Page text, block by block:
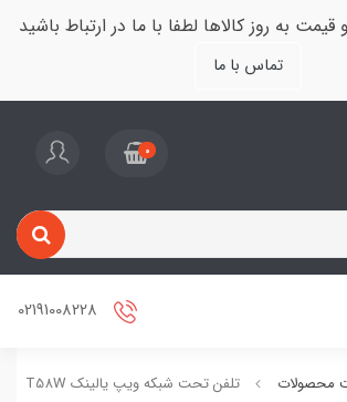
به روز کالاها لطفا با ما در ارتباط باشید
تماس با ما
0
محصولات تلفن تحت شبکه ویپ یالینک T58W